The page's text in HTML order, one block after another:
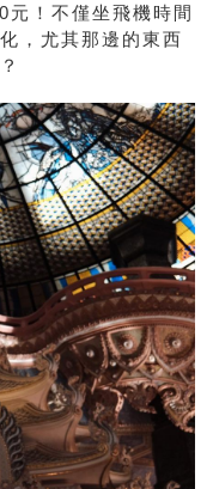
！不僅坐飛機時間
，尤其那邊的東西